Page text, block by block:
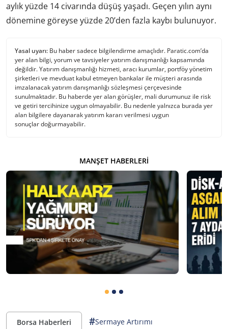
aylık yüzde 14 civarında düşüş yaşadı. Geçen yılın aynı
dönemine göreyse yüzde 20’den fazla kaybı bulunuyor.
Yasal uyarı: Bu haber sadece bilgilendirme amaçlıdır. Paratic.com’da
yer alan bilgi, yorum ve tavsiyeler yatırım danışmanlığı kapsamında
değildir. Yatırım danışmanlığı hizmeti, aracı kurumlar, portföy yönetim
şirketleri ve mevduat kabul etmeyen bankalar ile müşteri arasında
imzalanacak yatırım danışmanlığı sözleşmesi çerçevesinde
sunulmaktadır. Bu haberde yer alan görüşler, mali durumunuz ile risk
ve getiri tercihinize uygun olmayabilir. Bu nedenle yalnızca burada yer
alan bilgilere dayanarak yatırım kararı verilmesi uygun
sonuçlar doğurmayabilir.
MANŞET HABERLERI
Borsa Haberleri #Sermaye Artırımı